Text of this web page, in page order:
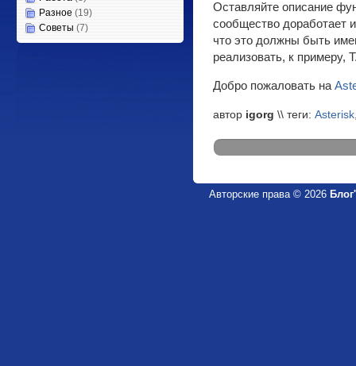
Разное (19)
Советы (7)
Оставляйте описание
сообщество доработает
что это должны быть
реализовать, к примеру,
Добро пожаловать на
автор igorg \\ теги: Asterisk
Авторские права © 2026